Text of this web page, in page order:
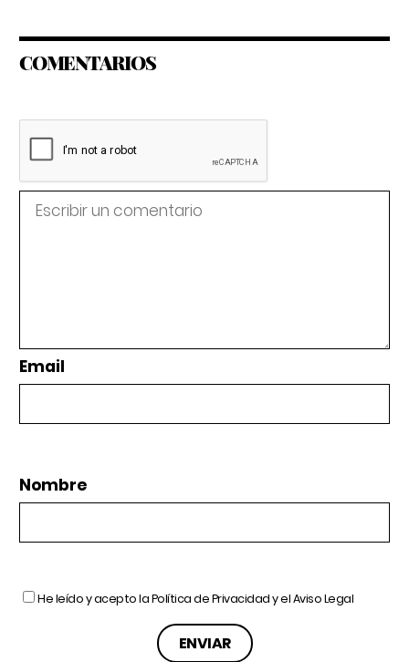
COMENTARIOS
Email
Nombre
He leído y acepto laPolítica de Privacidady elAviso Legal